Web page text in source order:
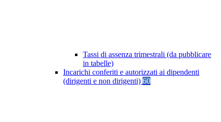
Tassi di assenza trimestrali (da pubblicare
in tabelle)
Incarichi conferiti e autorizzati ai dipendenti
(dirigenti e non dirigenti) 60